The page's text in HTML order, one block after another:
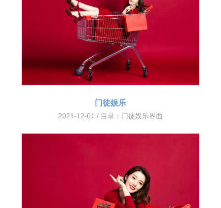
门徒娱乐
2021-12-01 / 目录： 门徒娱乐界面